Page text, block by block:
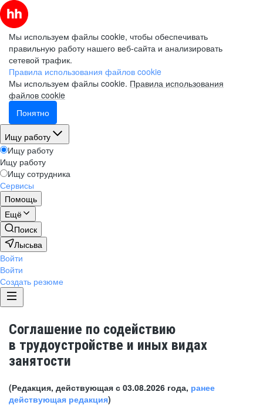
Мы используем файлы cookie, чтобы обеспечивать
правильную работу нашего веб-сайта и анализировать
сетевой трафик.
Правила использования файлов cookie
Мы используем файлы cookie. Правила использования
файлов cookie
Понятно
Ищу работу
Ищу работу
Ищу работу
Ищу сотрудника
Сервисы
Помощь
Ещё
Поиск
Лысьва
Войти
Войти
Создать резюме
Соглашение по содействию
в трудоустройстве и иных видах
занятости
(Редакция, действующая с 03.08.2026 года, ранее
действующая редакция)